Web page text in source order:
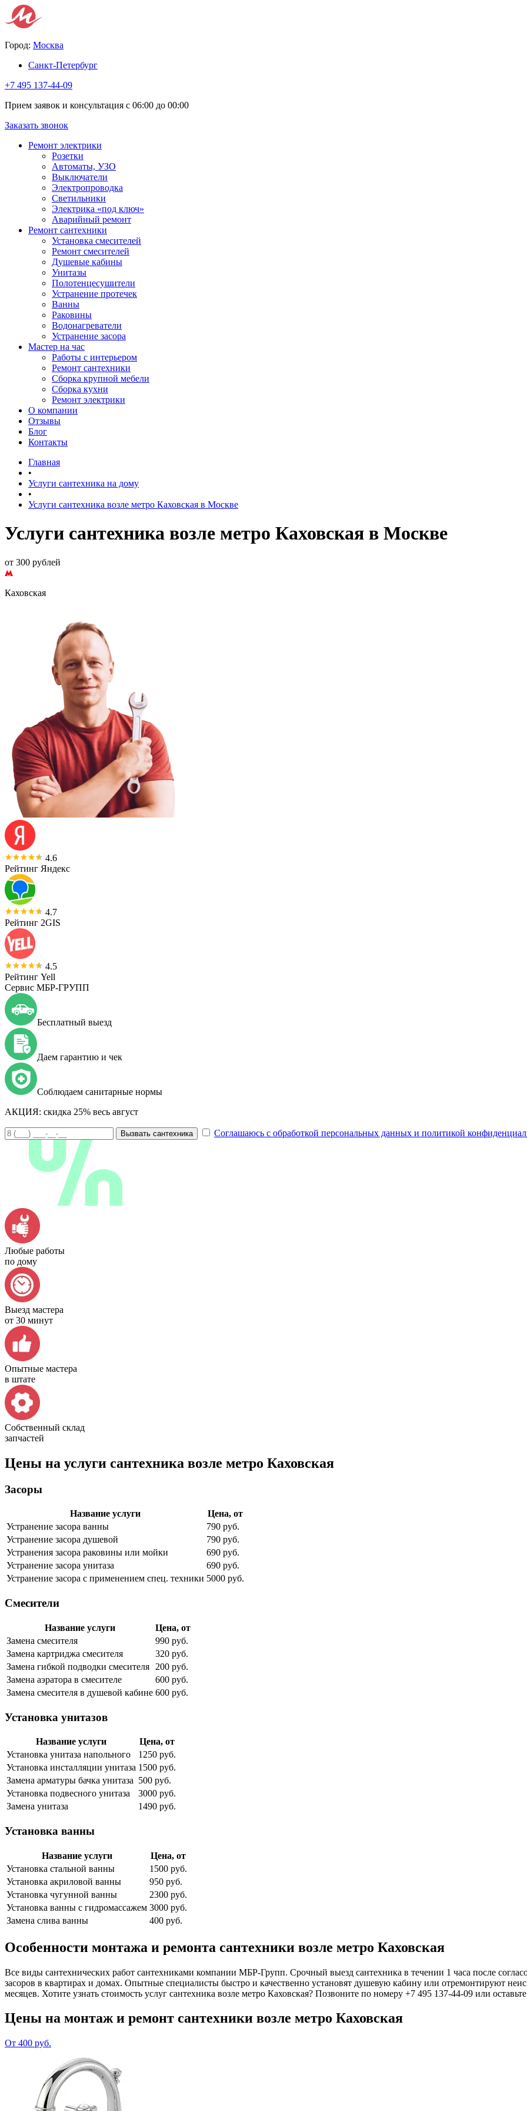
Город: Москва
Санкт-Петербург
+7 495 137-44-09
Прием заявок и консультация с 06:00 до 00:00
Заказать звонок
Ремонт электрики
Розетки
Автоматы, УЗО
Выключатели
Электропроводка
Светильники
Электрика «под ключ»
Аварийный ремонт
Ремонт сантехники
Установка смесителей
Ремонт смесителей
Душевые кабины
Унитазы
Полотенцесушители
Устранение протечек
Ванны
Раковины
Водонагреватели
Устранение засора
Мастер на час
Работы с интерьером
Ремонт сантехники
Сборка крупной мебели
Сборка кухни
Ремонт электрики
О компании
Отзывы
Блог
Контакты
Главная
•
Услуги сантехника на дому
•
Услуги сантехника возле метро Каховская в Москве
Услуги сантехника возле метро Каховская в Москве
от 300 рублей
Каховская
4.6
Рейтинг Яндекс
4.7
Рейтинг 2GIS
4.5
Рейтинг Yell
Сервис МБР-ГРУПП
Бесплатный выезд
Даем гарантию и чек
Соблюдаем санитарные нормы
АКЦИЯ: скидка 25% весь август
Вызвать сантехника Соглашаюсь с обработкой персональных данных и политикой
Любые работы
по дому
Выезд мастера
от 30 минут
Опытные мастера
в штате
Собственный склад
запчастей
Цены на услуги сантехника возле метро Каховская
Засоры
Название услуги
Цена, от
Устранение засора ванны
790 руб.
Устранение засора душевой
790 руб.
Устранения засора раковины или мойки
690 руб.
Устранение засора унитаза
690 руб.
Устранение засора с применением спец. техники 5000 руб.
Смесители
Название услуги
Цена, от
Замена смесителя
990 руб.
Замена картриджа смесителя
320 руб.
Замена гибкой подводки смесителя
200 руб.
Замена аэратора в смесителе
600 руб.
Замена смесителя в душевой кабине 600 руб.
Установка унитазов
Название услуги
Цена, от
Установка унитаза напольного
1250 руб.
Установка инсталляции унитаза 1500 руб.
Замена арматуры бачка унитаза 500 руб.
Установка подвесного унитаза
3000 руб.
Замена унитаза
1490 руб.
Установка ванны
Название услуги
Цена, от
Установка стальной ванны
1500 руб.
Установка акриловой ванны
950 руб.
Установка чугунной ванны
2300 руб.
Установка ванны с гидромассажем 3000 руб.
Замена слива ванны
400 руб.
Особенности монтажа и ремонта сантехники возле метро Каховская
Все виды сантехнических работ сантехниками компании МБР-Групп. Срочный выезд сантехника в течении 1 часа после
засоров в квартирах и домах. Опытные специалисты быстро и качественно установят душевую кабину или отремонтируют
месяцев. Хотите узнать стоимость услуг сантехника возле метро Каховская? Позвоните по номеру +7 495 137-44-09 или
Цены на монтаж и ремонт сантехники возле метро Каховская
От 400 руб.